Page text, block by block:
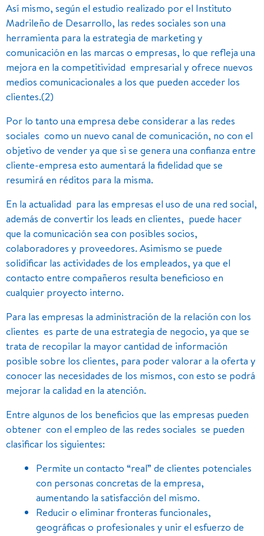
Así mismo, según el estudio realizado por el Instituto
Madrileño de Desarrollo, las redes sociales son una
herramienta para la estrategia de marketing y
comunicación en las marcas o empresas, lo que refleja una
mejora en la competitividad empresarial y ofrece nuevos
medios comunicacionales a los que pueden acceder los
clientes.(2)
Por lo tanto una empresa debe considerar a las redes
sociales como un nuevo canal de comunicación, no con el
objetivo de vender ya que si se genera una confianza entre
cliente-empresa esto aumentará la fidelidad que se
resumirá en réditos para la misma.
En la actualidad para las empresas el uso de una red social,
además de convertir los leads en clientes, puede hacer
que la comunicación sea con posibles socios,
colaboradores y proveedores. Asimismo se puede
solidificar las actividades de los empleados, ya que el
contacto entre compañeros resulta beneficioso en
cualquier proyecto interno.
Para las empresas la administración de la relación con los
clientes es parte de una estrategia de negocio, ya que se
trata de recopilar la mayor cantidad de información
posible sobre los clientes, para poder valorar a la oferta y
conocer las necesidades de los mismos, con esto se podrá
mejorar la calidad en la atención.
Entre algunos de los beneficios que las empresas pueden
obtener con el empleo de las redes sociales se pueden
clasificar los siguientes:
Permite un contacto “real” de clientes potenciales
con personas concretas de la empresa,
aumentando la satisfacción del mismo.
Reducir o eliminar fronteras funcionales,
geográficas o profesionales y unir el esfuerzo de